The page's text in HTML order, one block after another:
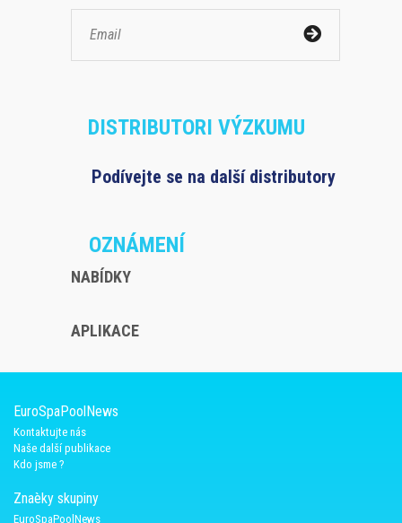
DISTRIBUTORI VÝZKUMU
Podívejte se na další distributory
OZNÁMENÍ
NABÍDKY
APLIKACE
EuroSpaPoolNews
Kontaktujte nás
Naše další publikace
Kdo jsme ?
Znaèky skupiny
EuroSpaPoolNews